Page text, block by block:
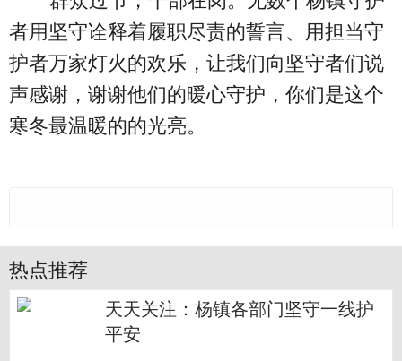
者用坚守诠释着履职尽责的誓言、用担当守
护者万家灯火的欢乐，让我们向坚守者们说
声感谢，谢谢他们的暖心守护，你们是这个
寒冬最温暖的的光亮。
热点推荐
天天关注：杨镇各部门坚守一线护
平安